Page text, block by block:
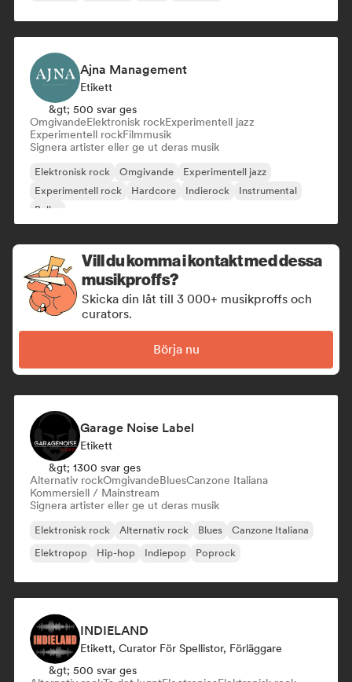
Ajna Management
Etikett
&gt; 500 svar ges
OmgivandeElektronisk rockExperimentell jazz
Experimentell rockFilmmusik
Signera artister eller ge ut deras musik
Elektronisk rock Omgivande
Experimentell jazz
Experimentell rock
Hardcore Indierock
Instrumental
Buller
Vill du komma i kontakt med dessa
musikproffs?
Skicka din låt till 3 000+ musikproffs och
curators.
Börja nu
Garage Noise Label
Etikett
&gt; 1300 svar ges
Alternativ rockOmgivandeBluesCanzone Italiana
Kommersiell / Mainstream
Signera artister eller ge ut deras musik
Elektronisk rock Alternativ rock Blues
Canzone Italiana
Elektropop
Hip-hop Indiepop Poprock
INDIELAND
Etikett, Curator För Spellistor, Förläggare
&gt; 500 svar ges